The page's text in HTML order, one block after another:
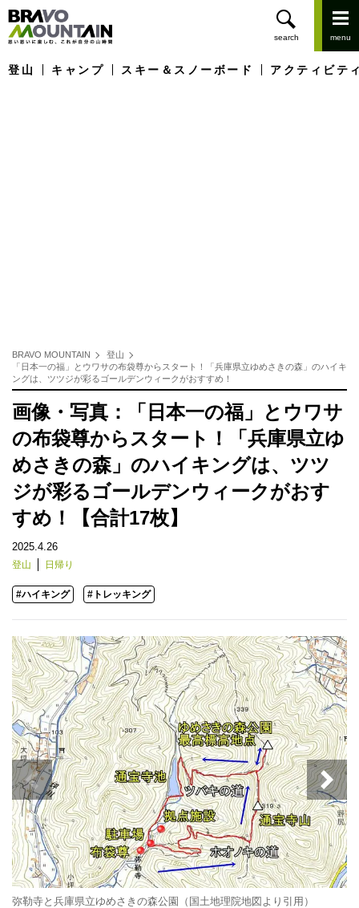
登山 キャンプ スキー＆スノーボード アクティビテ
BRAVO MOUNTAIN
登山
「日本一の福」とウワサの布袋尊からスタート！「兵庫県立ゆめさきの森」のハイキ
ングは、ツツジが彩るゴールデンウィークがおすすめ！
画像・写真：「日本一の福」とウワサ
の布袋尊からスタート！「兵庫県立ゆ
めさきの森」のハイキングは、ツツ
ジが彩るゴールデンウィークがおす
すめ！【合計17枚】
2025.4.26
登山 日帰り
#ハイキング #トレッキング
弥勒寺と兵庫県立ゆめさきの森公園（国土地理院地図より引用）